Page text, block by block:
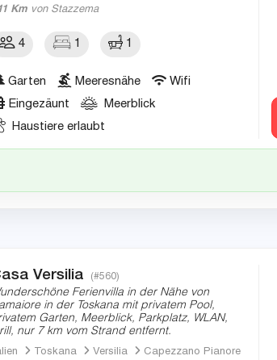
Km von Stazzema
4 1 1
Garten Meeresnähe
Wifi
Eingezäunt
Meerblick
Haustiere erlaubt
Versilia (#560)
Ferienvilla in der Nähe von
in der Toskana mit privatem Pool,
Garten, Meerblick, Parkplatz, WLAN,
nur 7 km vom Strand entfernt.
Toskana Versilia
Capezzano Pianore